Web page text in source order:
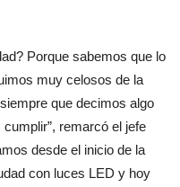
Porque sabemos que lo
muy celosos de la
que decimos algo
remarcó el jefe
desde el inicio de la
con luces LED y hoy